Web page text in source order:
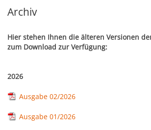
Stadtnachrichten
Fotogalerien
Soziales
Jugend
Freizeitmöglichkeiten
Bauen & Wohnen
Sehenswertes
Wirtschaftsservice
Standortinformationen
Verkehr
Archiv
Hier stehen Ihnen die älteren Versionen
zum Download zur Verfügung:
2026
Ausgabe 02/2026
Ausgabe 01/2026